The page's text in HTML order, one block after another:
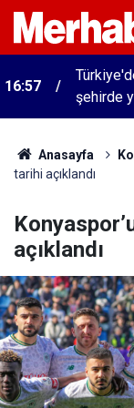
16:57
şehirde
Anasayfa
tarihi açıklandı
açıklandı